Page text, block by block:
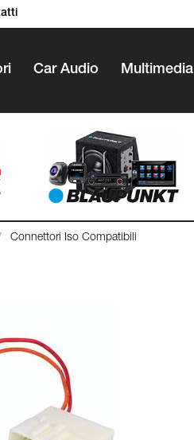
Car Audio Multimedia
Connettori Iso Compatibili